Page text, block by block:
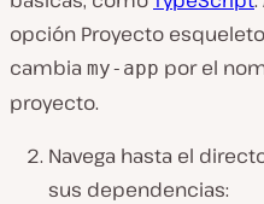
opción Proyecto
cambia my-app por el
proyecto.
Navega hasta el
sus dependencias: